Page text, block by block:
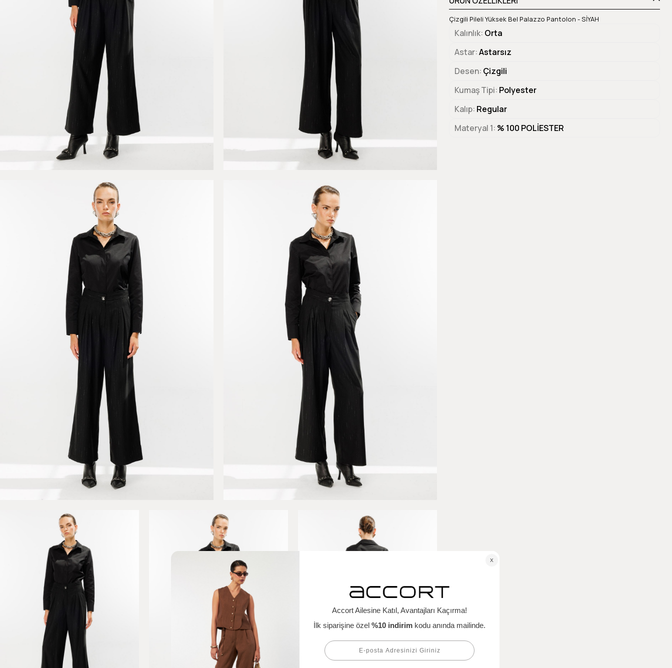
Çizgili Pileli Yüksek Bel Palazzo Pantolon - SİYAH
Kalınlık Orta
Astar Astarsız
Desen Çizgili
Kumaş Tipi Polyester
Kalıp Regular
Materyal 1 % 100 POLİESTER